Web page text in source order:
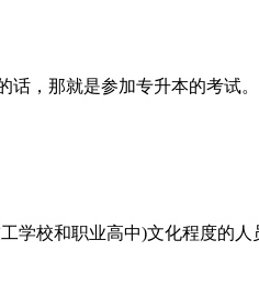
话，那就是参加专升本的考试
学校和职业高中)文化程度的人